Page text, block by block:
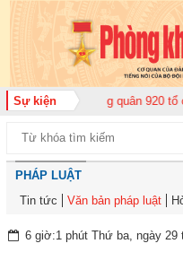
Sự kiện
đoàn Không quân 920 tổ
PHÁP LUẬT
Tin tức
Văn bản pháp luật
6 giờ:1 phút Thứ ba, ngày 29